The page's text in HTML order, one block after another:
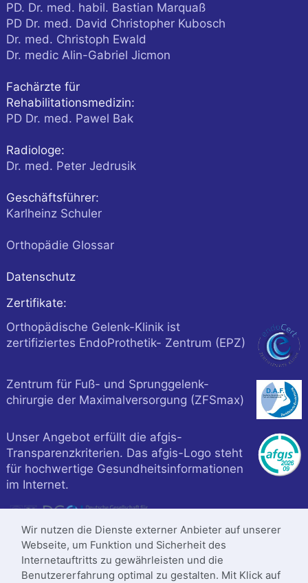
PD. Dr. med. habil. Bastian Marquaß
PD Dr. med. David Christopher Kubosch
Dr. med. Christoph Ewald
Dr. medic Alin-Gabriel Jicmon
Fachärzte für
Rehabilitationsmedizin:
PD Dr. med. Pawel Bak
Radiologe:
Dr. med. Peter Jedrusik
Geschäftsführer:
Karlheinz Schuler
Orthopädie Glossar
Datenschutz
Zertifikate:
Orthopädische Gelenk-Klinik ist
zertifiziertes EndoProthetik- Zentrum (EPZ)
Zentrum für Fuß- und Sprunggelenk-
chirurgie der Maximalversorgung (ZFSmax)
Unser Angebot erfüllt die afgis-
Transparenzkriterien. Das afgis-Logo steht
für hochwertige Gesundheitsinformationen
im Internet.
Wir nutzen die Dienste externer Anbieter auf unserer
Webseite, um Funktion und Sicherheit des
Internetauftritts zu gewährleisten und die
Benutzererfahrung optimal zu gestalten. Mit Klick auf